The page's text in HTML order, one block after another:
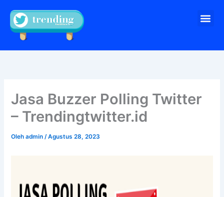
konten
Jasa Buzzer Polling Twitter
– Trendingtwitter.id
Olehadmin/Agustus 28, 2023